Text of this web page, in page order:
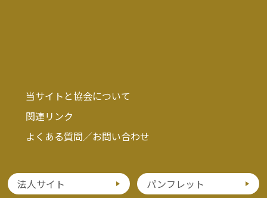
当サイトと協会について
関連リンク
よくある質問／お問い合わせ
法人サイト パンフレット